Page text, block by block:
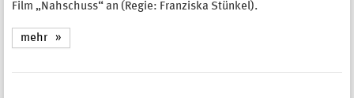
Film „Nahschuss“ an (Regie: Franziska Stünkel).
mehr